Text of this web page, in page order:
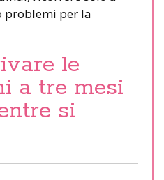
problemi per la
le
a tre mesi
si